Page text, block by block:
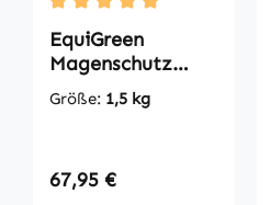
Durchschnittliche
EquiGreen
Magenschutz
Spezial 1,5 kg
Größe: 1,5 kg
Regulärer Preis:
67,95 €